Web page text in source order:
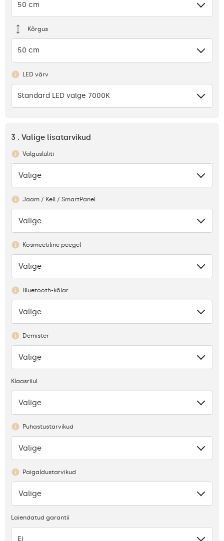
50 cm
Kõrgus
50 cm
LED värv
Standard LED valge 7000K
3 . Valige lisatarvikud
Valguslüliti
Puudub
Valige
Jaam / Kell / SmartPanel
Puudub
Valige
Kosmeetiline peegel
Puudub
Valige
Bluetooth-kõlar
Puudub
Valige
Demister
Puudub
Valige
Klaasriiul
Puudus
Valige
Puhastustarvikud
Puudub
Valige
Paigaldustarvikud
Puudub
Valige
Laiendatud garantii
Ei